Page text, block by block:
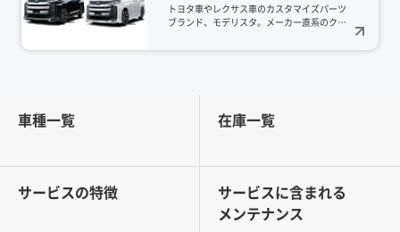
だきました！
トヨタ車やレクサス車のカスタマイズパーツ
ブランド、モデリスタ。メーカー直系のクオ
車種一覧 在庫一覧
サービスの特徴
サービスに含まれる
メンテナンス